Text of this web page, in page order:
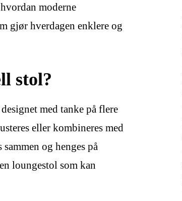
moderne
gjør hverdagen enklere og
stol?
med tanke på flere
eller kombineres med
og henges på
loungestol som kan